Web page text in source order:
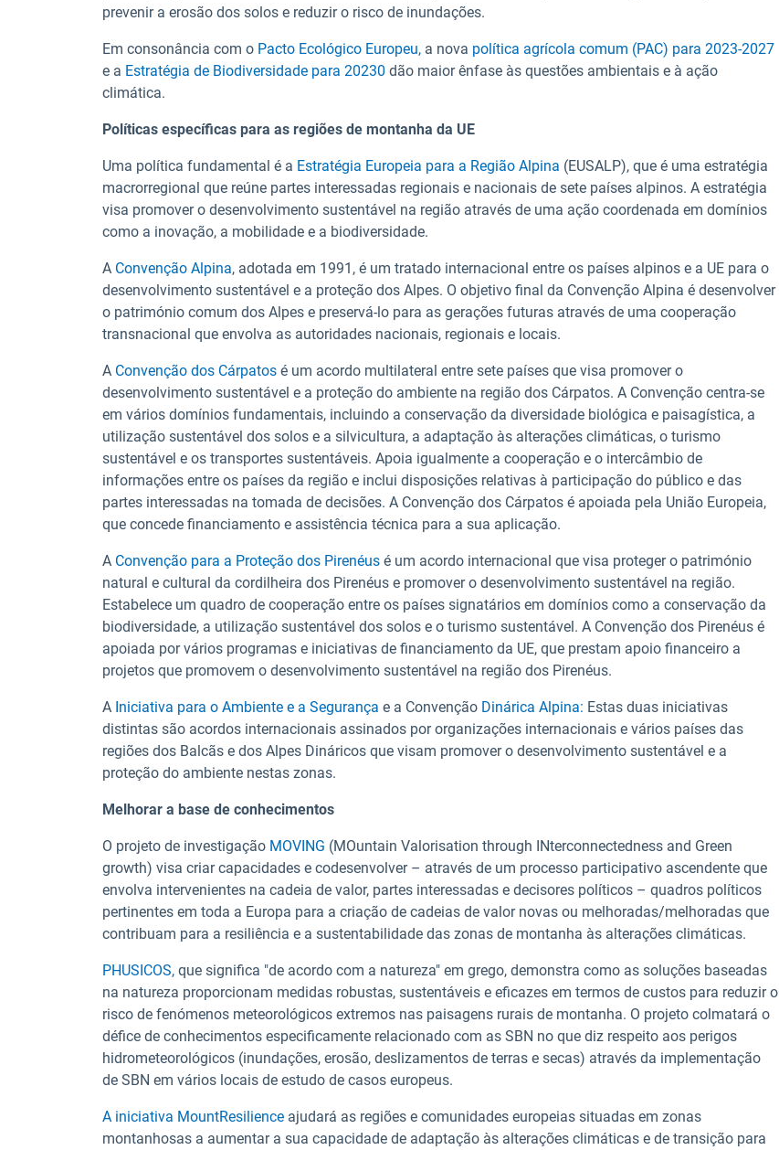
prevenir a erosão dos solos e reduzir o risco de inundações.
Em consonância com o Pacto Ecológico Europeu, a nova política agrícola comum (PAC) para 2023-2027
e a Estratégia de Biodiversidade para 20230 dão maior ênfase às questões ambientais e à ação
climática.
Políticas específicas para as regiões de montanha da UE
Uma política fundamental é a Estratégia Europeia para a Região Alpina (EUSALP), que é uma estratégia
macrorregional que reúne partes interessadas regionais e nacionais de sete países alpinos. A estratégia
visa promover o desenvolvimento sustentável na região através de uma ação coordenada em domínios
como a inovação, a mobilidade e a biodiversidade.
A Convenção Alpina, adotada em 1991, é um tratado internacional entre os países alpinos e a UE para o
desenvolvimento sustentável e a proteção dos Alpes. O objetivo final da Convenção Alpina é desenvolver
o património comum dos Alpes e preservá-lo para as gerações futuras através de uma cooperação
transnacional que envolva as autoridades nacionais, regionais e locais.
A Convenção dos Cárpatos é um acordo multilateral entre sete países que visa promover o
desenvolvimento sustentável e a proteção do ambiente na região dos Cárpatos. A Convenção centra-se
em vários domínios fundamentais, incluindo a conservação da diversidade biológica e paisagística, a
utilização sustentável dos solos e a silvicultura, a adaptação às alterações climáticas, o turismo
sustentável e os transportes sustentáveis. Apoia igualmente a cooperação e o intercâmbio de
informações entre os países da região e inclui disposições relativas à participação do público e das
partes interessadas na tomada de decisões. A Convenção dos Cárpatos é apoiada pela União Europeia,
que concede financiamento e assistência técnica para a sua aplicação.
A Convenção para a Proteção dos Pirenéus é um acordo internacional que visa proteger o património
natural e cultural da cordilheira dos Pirenéus e promover o desenvolvimento sustentável na região.
Estabelece um quadro de cooperação entre os países signatários em domínios como a conservação da
biodiversidade, a utilização sustentável dos solos e o turismo sustentável. A Convenção dos Pirenéus é
apoiada por vários programas e iniciativas de financiamento da UE, que prestam apoio financeiro a
projetos que promovem o desenvolvimento sustentável na região dos Pirenéus.
A Iniciativa para o Ambiente e a Segurança e a Convenção Dinárica Alpina: Estas duas iniciativas
distintas são acordos internacionais assinados por organizações internacionais e vários países das
regiões dos Balcãs e dos Alpes Dináricos que visam promover o desenvolvimento sustentável e a
proteção do ambiente nestas zonas.
Melhorar a base de conhecimentos
O projeto de investigação MOVING (MOuntain Valorisation through INterconnectedness and Green
growth) visa criar capacidades e codesenvolver – através de um processo participativo ascendente que
envolva intervenientes na cadeia de valor, partes interessadas e decisores políticos – quadros políticos
pertinentes em toda a Europa para a criação de cadeias de valor novas ou melhoradas/melhoradas que
contribuam para a resiliência e a sustentabilidade das zonas de montanha às alterações climáticas.
PHUSICOS, que significa "de acordo com a natureza" em grego, demonstra como as soluções baseadas
na natureza proporcionam medidas robustas, sustentáveis e eficazes em termos de custos para reduzir o
risco de fenómenos meteorológicos extremos nas paisagens rurais de montanha. O projeto colmatará o
défice de conhecimentos especificamente relacionado com as SBN no que diz respeito aos perigos
hidrometeorológicos (inundações, erosão, deslizamentos de terras e secas) através da implementação
de SBN em vários locais de estudo de casos europeus.
A iniciativa MountResilience ajudará as regiões e comunidades europeias situadas em zonas
montanhosas a aumentar a sua capacidade de adaptação às alterações climáticas e de transição para